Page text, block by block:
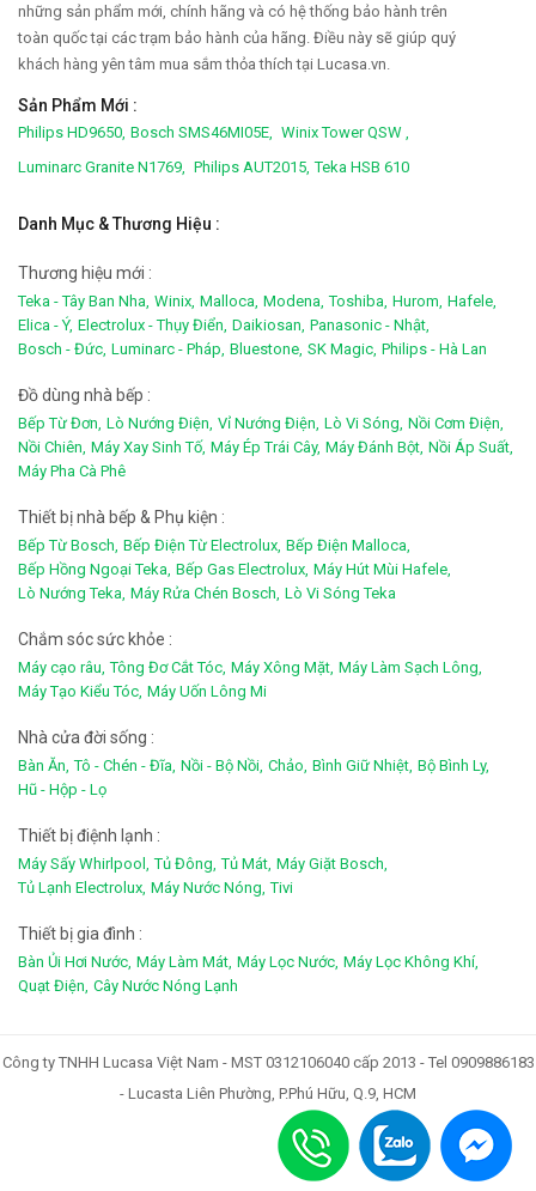
những sản phẩm mới, chính hãng và có hệ thống bảo hành trên
toàn quốc tại các trạm bảo hành của hãng. Điều này sẽ giúp quý
khách hàng yên tâm mua sắm thỏa thích tại Lucasa.vn.
Sản Phẩm Mới :
Philips HD9650, Bosch SMS46MI05E,
Winix Tower QSW ,
Luminarc Granite N1769,
Philips AUT2015, Teka HSB 610
Danh Mục & Thương Hiệu :
Thương hiệu mới :
Teka - Tây Ban Nha, Winix, Malloca, Modena, Toshiba, Hurom, Hafele,
Elica - Ý, Electrolux - Thụy Điển, Daikiosan, Panasonic - Nhật,
Bosch - Đức, Luminarc - Pháp, Bluestone, SK Magic, Philips - Hà Lan
Đồ dùng nhà bếp :
Bếp Từ Đơn, Lò Nướng Điện, Vỉ Nướng Điện, Lò Vi Sóng, Nồi Cơm Điện,
Nồi Chiên, Máy Xay Sinh Tố, Máy Ép Trái Cây, Máy Đánh Bột, Nồi Áp Suất,
Máy Pha Cà Phê
Thiết bị nhà bếp & Phụ kiện :
Bếp Từ Bosch, Bếp Điện Từ Electrolux, Bếp Điện Malloca,
Bếp Hồng Ngoại Teka, Bếp Gas Electrolux, Máy Hút Mùi Hafele,
Lò Nướng Teka, Máy Rửa Chén Bosch, Lò Vi Sóng Teka
Chắm sóc sức khỏe :
Máy cạo râu, Tông Đơ Cắt Tóc, Máy Xông Mặt, Máy Làm Sạch Lông,
Máy Tạo Kiểu Tóc, Máy Uốn Lông Mi
Nhà cửa đời sống :
Bàn Ăn, Tô - Chén - Đĩa, Nồi - Bộ Nồi, Chảo, Bình Giữ Nhiệt, Bộ Bình Ly,
Hũ - Hộp - Lọ
Thiết bị điệnh lạnh :
Máy Sấy Whirlpool, Tủ Đông, Tủ Mát, Máy Giặt Bosch,
Tủ Lạnh Electrolux, Máy Nước Nóng, Tivi
Thiết bị gia đình :
Bàn Ủi Hơi Nước, Máy Làm Mát, Máy Lọc Nước, Máy Lọc Không Khí,
Quạt Điện, Cây Nước Nóng Lạnh
Công ty TNHH Lucasa Việt Nam - MST 0312106040 cấp 2013 - Tel 0909886183
- Lucasta Liên Phường, P.Phú Hữu, Q.9, HCM